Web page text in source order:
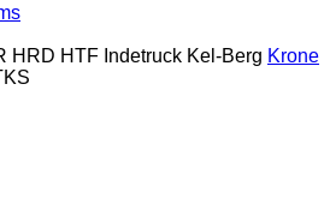
HRD HTF Indetruck Kel-Berg Krone